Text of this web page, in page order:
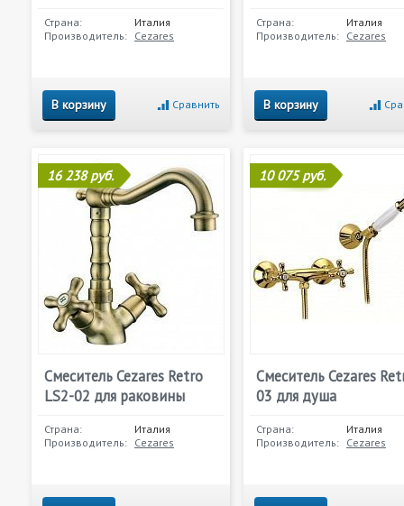
Страна:
Италия
Производитель: Cezares
В корзину Сравнить
Страна:
Италия
Производитель: Cezares
В корзину
16 238 руб.
Смеситель Cezares Retro
LS2-02 для раковины
Страна:
Италия
Производитель: Cezares
10 075 руб.
Смеситель Cezares
03 для душа
Страна:
Италия
Производитель: Cezares